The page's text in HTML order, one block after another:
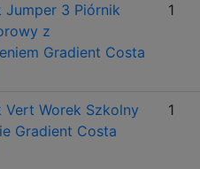
Jumper 3 Piórnik
z
Gradient Costa
1
Vert Worek Szkolny
Gradient Costa
1